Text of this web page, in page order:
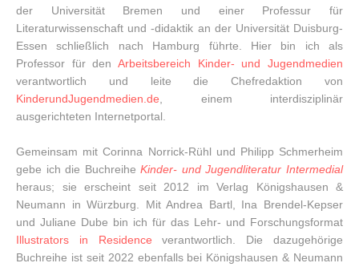
der Universität Bremen und einer Professur für
Literaturwissenschaft und -didaktik an der Universität Duisburg-
Essen schließlich nach Hamburg führte. Hier bin ich als
Professor für den Arbeitsbereich Kinder- und Jugendmedien
verantwortlich und leite die Chefredaktion von
KinderundJugendmedien.de , einem interdisziplinär
ausgerichteten Internetportal.
Gemeinsam mit Corinna Norrick-Rühl und Philipp Schmerheim
gebe ich die BuchreiheKinder- und Jugendliteratur Intermedial
heraus; sie erscheint seit 2012 im Verlag Königshausen &
Neumann in Würzburg. Mit Andrea Bartl, Ina Brendel-Kepser
und Juliane Dube bin ich für das Lehr- und Forschungsformat
Illustrators in Residence verantwortlich. Die dazugehörige
Buchreihe ist seit 2022 ebenfalls bei Königshausen & Neumann